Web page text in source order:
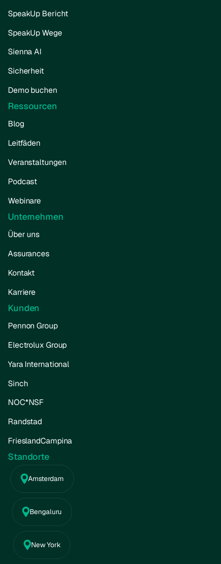
SpeakUp Bericht
SpeakUp Wege
Sienna AI
Sicherheit
Demo buchen
Ressourcen
Blog
Leitfäden
Veranstaltungen
Podcast
Webinare
Unternehmen
Über uns
Assurances
Kontakt
Karriere
Kunden
Pennon Group
Electrolux Group
Yara International
Sinch
NOC*NSF
Randstad
FrieslandCampina
Standorte
Amsterdam
Bengaluru
New York